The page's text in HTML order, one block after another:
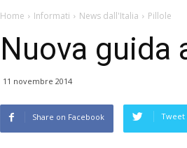
Home Informati News dall'Italia Pillole
Nuova
11 novembre 2014
Share on Facebook